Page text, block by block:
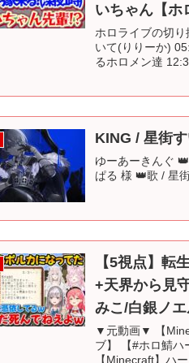
いちゃん【ホ
ホロライブの切
いて(りりーか)
るホロメン達
KING / 星街
ゆーあーきんぐ
ぱる 様 👑歌 / 星
【5視点】転
+天界から見
みこ/白銀ノエ
▼元動画▼ 【
ブ】 【#ホロ鯖ハ
【Minecraft】ハ